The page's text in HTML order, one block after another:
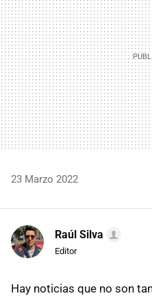
23 Marzo 2022
Raúl Silva
Editor
Hay noticias que no son